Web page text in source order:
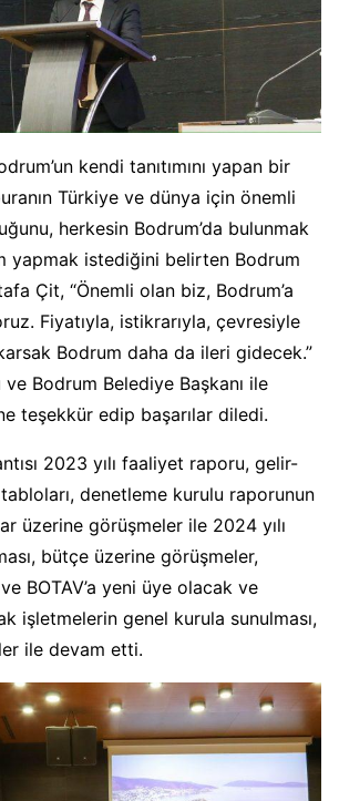
kendi tanıtımını yapan bir
Türkiye ve dünya için önemli
herkesin Bodrum’da bulunmak
yapmak istediğini belirten Bodrum
Çit, “Önemli olan biz, Bodrum’a
Fiyatıyla, istikrarıyla, çevresiyle
Bodrum daha da ileri gidecek.”
Bodrum Belediye Başkanı ile
teşekkür edip başarılar diledi.
2023 yılı faaliyet raporu, gelir-
denetleme kurulu raporunun
üzerine görüşmeler ile 2024 yılı
bütçe üzerine görüşmeler,
BOTAV’a yeni üye olacak ve
işletmelerin genel kurula sunulması,
ile devam etti.